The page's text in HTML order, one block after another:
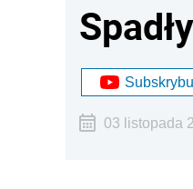
03 listopada